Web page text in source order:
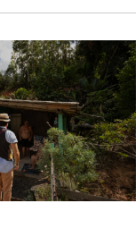
"Histórias
(21/05),
Imbuia
(26/05)